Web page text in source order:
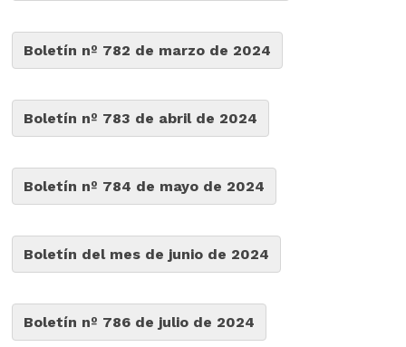
Boletín nº 782 de marzo de 2024
Boletín nº 783 de abril de 2024
Boletín nº 784 de mayo de 2024
Boletín del mes de junio de 2024
Boletín nº 786 de julio de 2024